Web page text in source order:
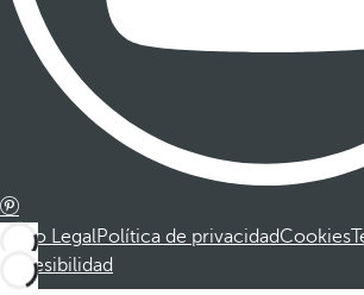
Aviso LegalPolítica de privacidadCookies
Accesibilidad